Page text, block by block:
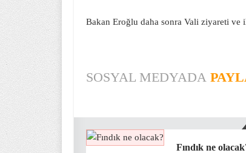
Bakan Eroğlu daha sonra Vali ziyareti ve
SOSYAL MEDYADA
Fındık ne